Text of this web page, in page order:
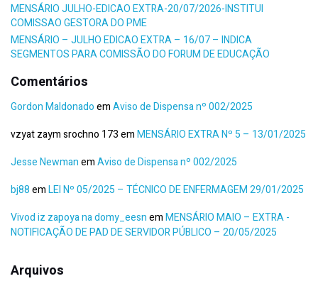
MENSÁRIO JULHO-EDICAO EXTRA-20/07/2026-INSTITUI
COMISSAO GESTORA DO PME
MENSÁRIO – JULHO EDICAO EXTRA – 16/07 – INDICA
SEGMENTOS PARA COMISSÃO DO FORUM DE EDUCAÇÃO
Comentários
Gordon MaldonadoemAviso de Dispensa nº 002/2025
vzyat zaym srochno 173emMENSÁRIO EXTRA Nº 5 – 13/01/2025
Jesse NewmanemAviso de Dispensa nº 002/2025
bj88emLEI Nº 05/2025 – TÉCNICO DE ENFERMAGEM 29/01/2025
Vivod iz zapoya na domy_eesnemMENSÁRIO MAIO – EXTRA -
NOTIFICAÇÃO DE PAD DE SERVIDOR PÚBLICO – 20/05/2025
Arquivos